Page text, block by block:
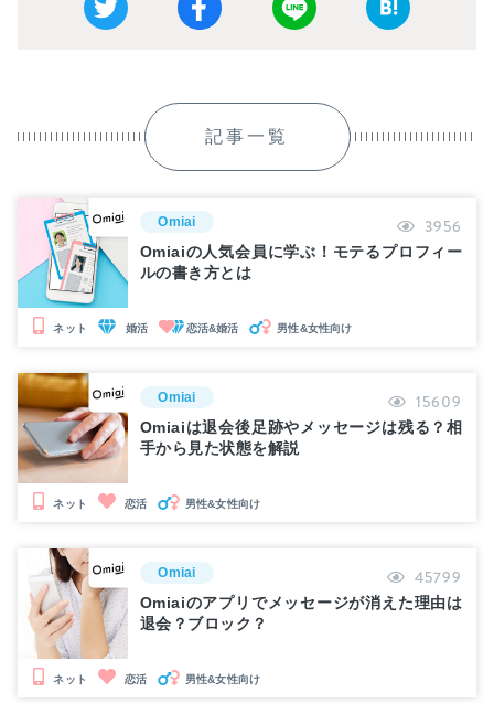
記事一覧
Omiai 3956
Omiaiの人気会員に学ぶ！モテるプロフィー
ルの書き方とは
ネット 婚活 恋活&婚活 男性&女性向け
Omiai 15609
Omiaiは退会後足跡やメッセージは残る？相
手から見た状態を解説
ネット 恋活 男性&女性向け
Omiai 45799
Omiaiのアプリでメッセージが消えた理由は
退会？ブロック？
ネット 恋活 男性&女性向け